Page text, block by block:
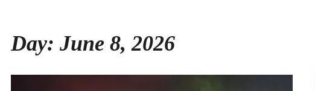
Day: June 8, 2026